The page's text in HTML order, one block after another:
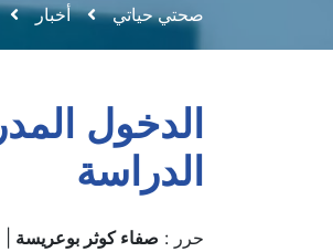
صحتي حياتي أخبار
الدراسة
حرر : صفاء كوثر بوعريسة